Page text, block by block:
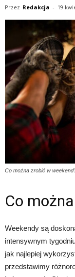
Przez Redakcja - 19
Co można zrobić w
Co
Weekendy są
intensywnym
jak najlepiej
przedstawimy